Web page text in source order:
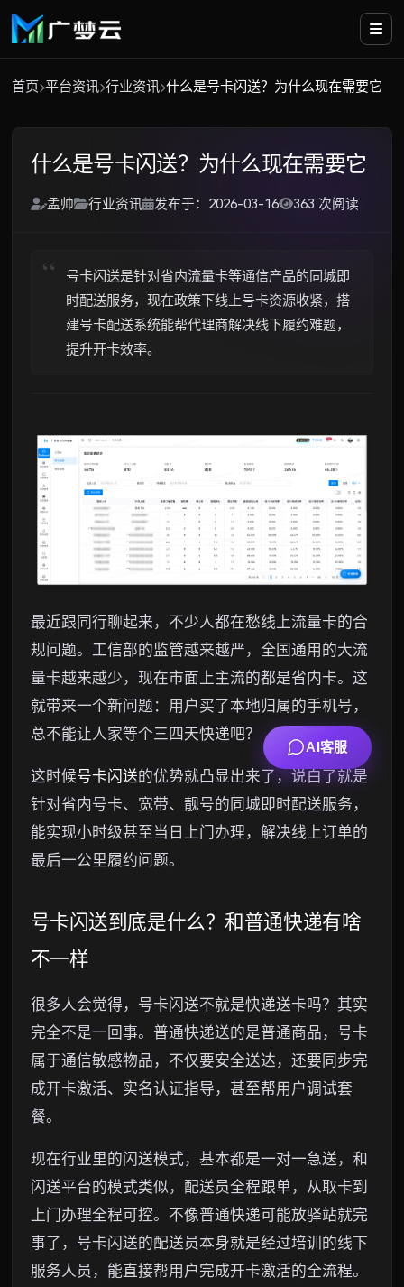
首页 平台资讯 行业资讯 什么是号卡闪送？为什么现在需要它
什么是号卡闪送？为什么现在需要它
孟帅 行业资讯 发布于：2026-03-16 363 次阅读
号卡闪送是针对省内流量卡等通信产品的同城即
时配送服务，现在政策下线上号卡资源收紧，搭
建号卡配送系统能帮代理商解决线下履约难题，
提升开卡效率。
最近跟同行聊起来，不少人都在愁线上流量卡的合
规问题。工信部的监管越来越严，全国通用的大流
量卡越来越少，现在市面上主流的都是省内卡。这
就带来一个新问题：用户买了本地归属的手机号，
总不能让人家等个三四天快递吧？
这时候号卡闪送的优势就凸显出来了，说白了就是
针对省内号卡、宽带、靓号的同城即时配送服务，
能实现小时级甚至当日上门办理，解决线上订单的
最后一公里履约问题。
号卡闪送到底是什么？和普通快递有啥
不一样
很多人会觉得，号卡闪送不就是快递送卡吗？其实
完全不是一回事。普通快递送的是普通商品，号卡
属于通信敏感物品，不仅要安全送达，还要同步完
成开卡激活、实名认证指导，甚至帮用户调试套
餐。
现在行业里的闪送模式，基本都是一对一急送，和
闪送平台的模式类似，配送员全程跟单，从取卡到
上门办理全程可控。不像普通快递可能放驿站就完
事了，号卡闪送的配送员本身就是经过培训的线下
服务人员，能直接帮用户完成开卡激活的全流程。
AI客服